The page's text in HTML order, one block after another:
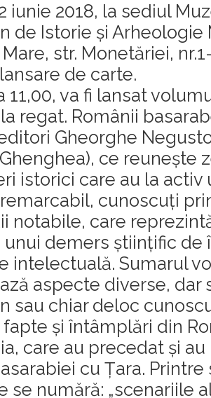
iunie 2018, la sediul
de Istorie și Arheologie
str. Monetăriei,
de carte.
11,00, va fi lansat
regat. Românii
Gheorghe
ce reunește
istorici care au la activ
cunoscuți
notabile, care
unui demers științific de
intelectuală. Sumarul
aspecte diverse, dar
sau chiar deloc
și întâmplări din
care au precedat și
cu Ţara.
se numără: „scenariile